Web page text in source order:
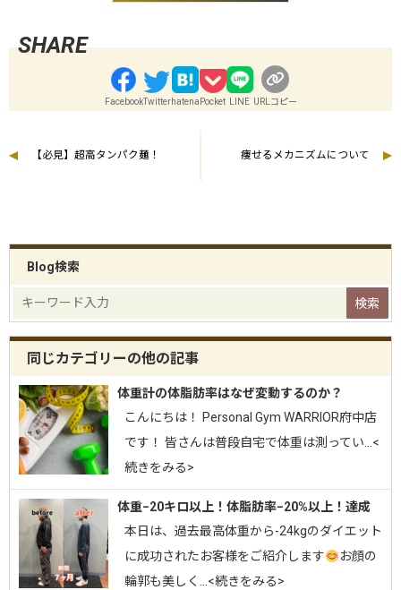
FacebookTwitterhatena Pocket LINE URLコピー
【必見】超高タンパク麺！ 痩せるメカニズムについて
Blog検索
同じカテゴリーの他の記事
体重計の体脂肪率はなぜ変動するのか？
こんにちは！ Personal Gym WARRIOR府中店
です！ 皆さんは普段自宅で体重は測ってい…<
続きをみる>
体重−20キロ以上！体脂肪率−20%以上！達成
⁡本日は、過去最高体重から-24kgのダイエット
に成功されたお客様をご紹介します
お顔の
輪郭も美しく…<続きをみる>